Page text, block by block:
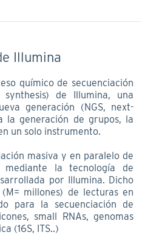
Illumina
químico de secuenciación
de Illumina, una
generación (NGS, next-
la generación de grupos, la
un solo instrumento.
masiva y en paralelo de
la tecnología de
por Illumina. Dicho
millones) de lecturas en
para la secuenciación de
small RNAs, genomas
(16S, ITS..)